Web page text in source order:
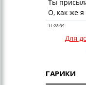
Для
ГАРИКИ